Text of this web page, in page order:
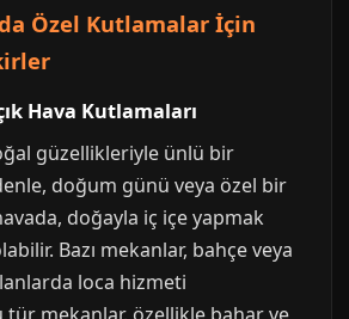
Özel Kutlamalar İçin
Hava Kutlamaları
güzellikleriyle ünlü bir
doğum günü veya özel bir
doğayla iç içe yapmak
Bazı mekanlar, bahçe veya
loca hizmeti